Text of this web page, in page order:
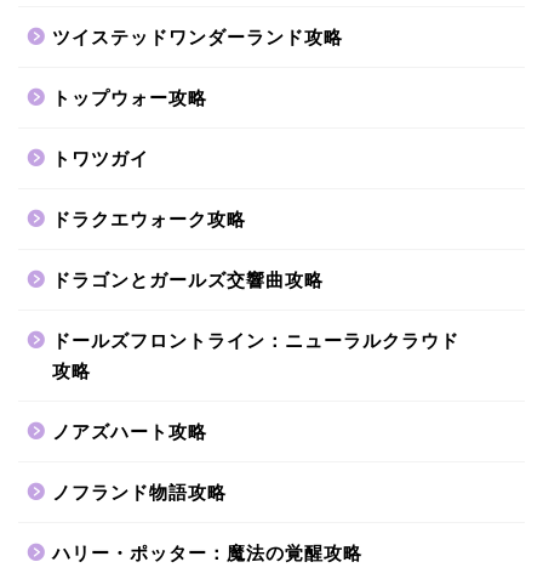
ツイステッドワンダーランド攻略
トップウォー攻略
トワツガイ
ドラクエウォーク攻略
ドラゴンとガールズ交響曲攻略
ドールズフロントライン：ニューラルクラウド
攻略
ノアズハート攻略
ノフランド物語攻略
ハリー・ポッター：魔法の覚醒攻略